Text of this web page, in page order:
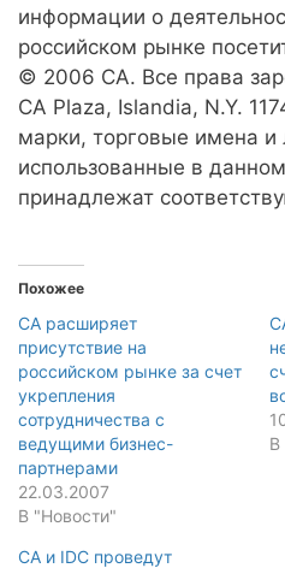
информации о
российском рынке
© 2006 CA. Все права
CA Plaza, Islandia, N.Y.
марки, торговые имена и
использованные в
принадлежат
Похожее
CA расширяет
присутствие на
российском рынке за счет
укрепления
сотрудничества с
ведущими бизнес-
партнерами
22.03.2007
В "Новости"
В
CA и IDC проведут